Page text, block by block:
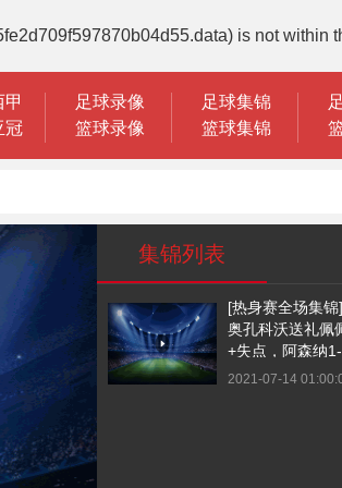
is not within
甲
冠
足球录像
篮球录像
足球集锦
篮球集锦
集锦列表
[热身赛全场集
奥孔科沃送礼佩
+失点，阿森纳
安
2021-07-14